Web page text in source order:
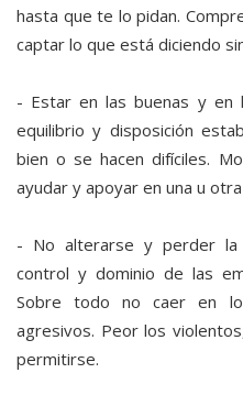
hasta que te lo pidan.
captar lo que está diciendo
- Estar en las buenas y en
equilibrio y disposición
bien o se hacen difíciles.
ayudar y apoyar en una u
- No alterarse y perder la
control y dominio de las
Sobre todo no caer en
agresivos. Peor los
permitirse.